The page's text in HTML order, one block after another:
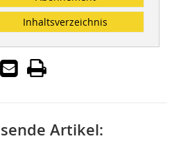
Inhaltsverzeichnis
Artikel: